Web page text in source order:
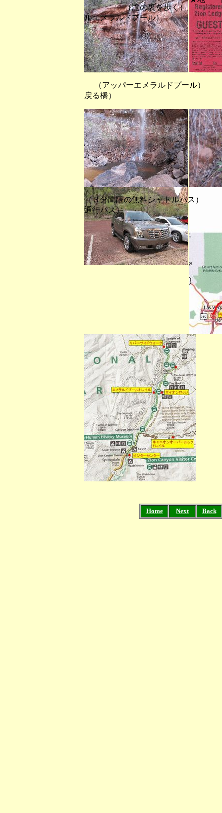
（滝の裏を歩く
ルエメラルドプール）
（アッパーエメラルドプール
戻る橋）
（３分間隔の無料シャトルバ
通行パス）
Home Next Back